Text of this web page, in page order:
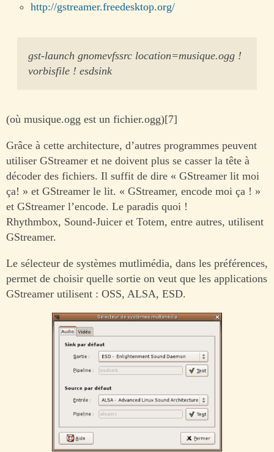
http://gstreamer.freedesktop.org/
gst-launch gnomevfssrc location=musique.ogg !
vorbisfile ! esdsink
(où musique.ogg est un fichier.ogg)[7]
Grâce à cette architecture, d’autres programmes peuvent
utiliser GStreamer et ne doivent plus se casser la tête à
décoder des fichiers. Il suffit de dire « GStreamer lit moi
ça! » et GStreamer le lit. « GStreamer, encode moi ça ! »
et GStreamer l’encode. Le paradis quoi !
Rhythmbox, Sound-Juicer et Totem, entre autres, utilisent
GStreamer.
Le sélecteur de systèmes mutlimédia, dans les préférences,
permet de choisir quelle sortie on veut que les applications
GStreamer utilisent : OSS, ALSA, ESD.